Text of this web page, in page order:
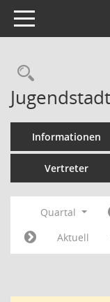
Toggle navigation
Informationen
Vertreter
Quartal
Aktuell